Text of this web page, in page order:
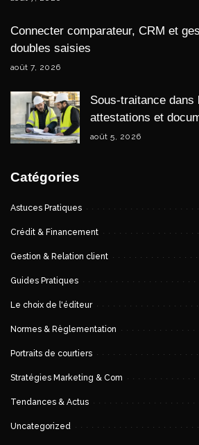
Connecter comparateur, CRM et
doubles saisies
août 7, 2026
Sous-traitance dans
attestations et
août 5, 2026
Catégories
Astuces Pratiques
Crédit & Financement
Gestion & Relation client
Guides Pratiques
Le choix de l'éditeur
Normes & Règlementation
Portraits de courtiers
Stratégies Marketing & Com
Tendances & Actus
Uncategorized